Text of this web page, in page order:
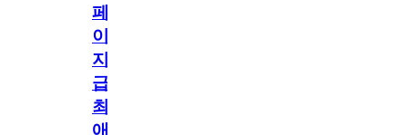
페
이
지
급!
최
애